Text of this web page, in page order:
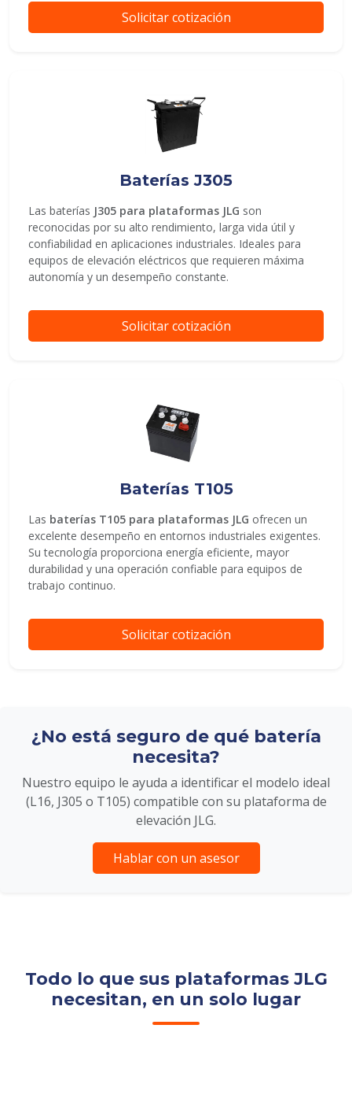
Solicitar cotización
Baterías J305
Las baterías J305 para plataformas JLG son
reconocidas por su alto rendimiento, larga vida útil y
confiabilidad en aplicaciones industriales. Ideales para
equipos de elevación eléctricos que requieren máxima
autonomía y un desempeño constante.
Solicitar cotización
Baterías T105
Las baterías T105 para plataformas JLG ofrecen un
excelente desempeño en entornos industriales exigentes.
Su tecnología proporciona energía eficiente, mayor
durabilidad y una operación confiable para equipos de
trabajo continuo.
Solicitar cotización
¿No está seguro de qué batería
necesita?
Nuestro equipo le ayuda a identificar el modelo ideal
(L16, J305 o T105) compatible con su plataforma de
elevación JLG.
Hablar con un asesor
Todo lo que sus plataformas JLG
necesitan, en un solo lugar